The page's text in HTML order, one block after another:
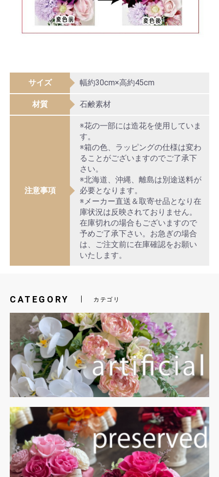
サイズ 幅約30cm×高約45cm
材質 石鹸素材
注意事項
※花の一部には造花を使用していま
す。
※箱の色、ラッピングの仕様は変わ
ることがございますのでご了承下
さい。
※北海道、沖縄、離島は別途送料が
必要となります。
※メーカー直送＆取寄せ品となり在
庫状況は反映されておりません。
在庫切れの場合もございますので
予めご了承下さい。お急ぎの場合
は、ご注文前に在庫確認をお願い
いたします。
CATEGORY カテゴリ